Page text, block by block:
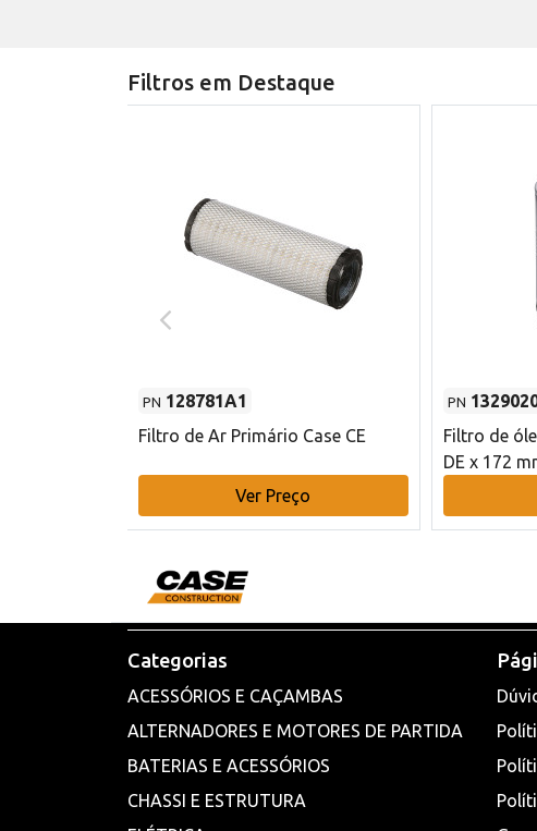
Filtros em Destaque
PN 128781A1
Filtro de Ar Primário Case CE
Ver Preço
PN
Filtro de
DE x 172
Categorias
ACESSÓRIOS E CAÇAMBAS
ALTERNADORES E MOTORES DE PARTIDA
BATERIAS E ACESSÓRIOS
CHASSI E ESTRUTURA